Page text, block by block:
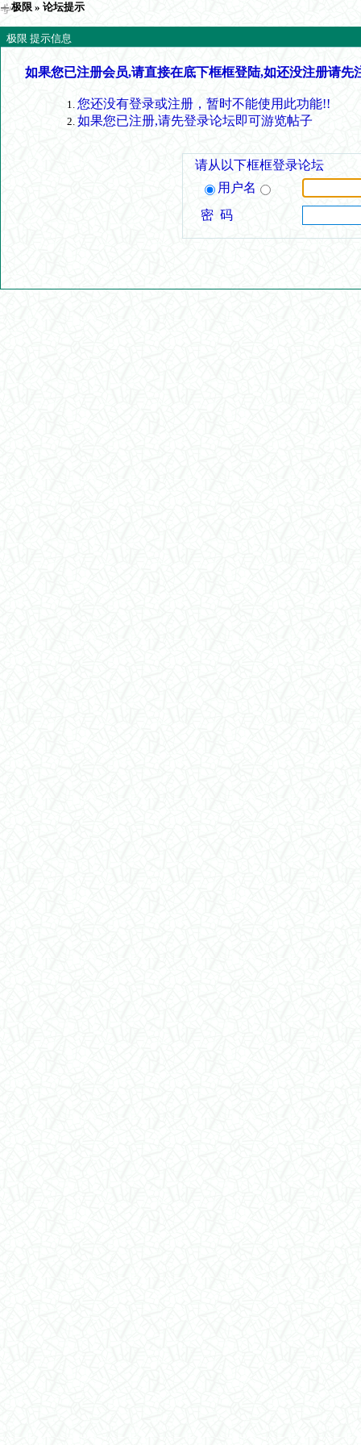
极限 » 论坛提示
极限 提示信息
如果您已注册会员,请直接在底下框框登陆,如还没注册请先
您还没有登录或注册，暂时不能使用此功能!!
如果您已注册,请先登录论坛即可游览帖子
请从以下框框登录论坛
用户名
密 码